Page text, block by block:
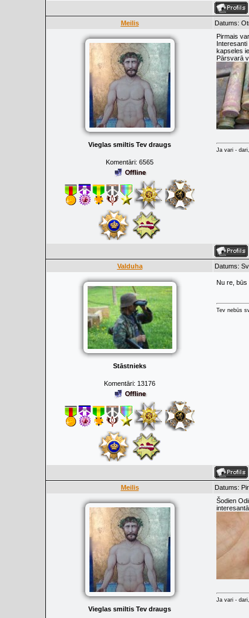
Meilis Datums:
Vieglas smiltis Tev draugs
Komentāri: 6565
Pirmais
kapseles
Pārsvarā
Ja vari -
Valduha Datums:
Stāstnieks
Komentāri: 13176
Nu re, būs
Tev nebūs
Meilis Datums:
Vieglas smiltis Tev draugs
Šodien
Ja vari -